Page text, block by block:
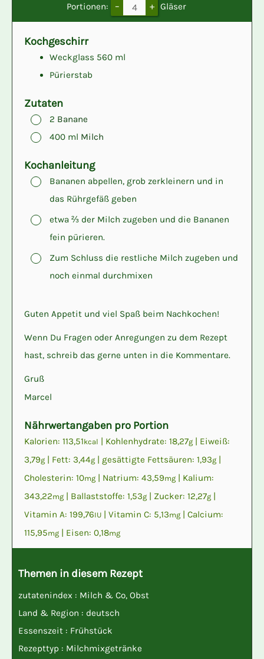
Portionen: – + Gläser
Kochgeschirr
Weckglass 560 ml
Pürierstab
Zutaten
▢
2 Banane
▢
400 ml Milch
Kochanleitung
▢
Bananen abpellen, grob zerkleinern und in
das Rührgefäß geben
▢
etwa ⅔ der Milch zugeben und die Bananen
fein pürieren.
▢
Zum Schluss die restliche Milch zugeben und
noch einmal durchmixen
Guten Appetit und viel Spaß beim Nachkochen!
Wenn Du Fragen oder Anregungen zu dem Rezept
hast, schreib das gerne unten in die Kommentare.
Gruß
Marcel
Nährwertangaben pro Portion
Kalorien: 113,51kcal Kohlenhydrate: 18,27g
Eiweiß:
3,79g Fett: 3,44g gesättigte Fettsäuren: 1,93g
Cholesterin: 10mg Natrium: 43,59mg
Kalium:
343,22mg Ballaststoffe: 1,53g Zucker: 12,27g
Vitamin A: 199,76IU Vitamin C: 5,13mg
Calcium:
115,95mg Eisen: 0,18mg
Themen in diesem Rezept
zutatenindex : Milch & Co, Obst
Land & Region : deutsch
Essenszeit : Frühstück
Rezepttyp : Milchmixgetränke